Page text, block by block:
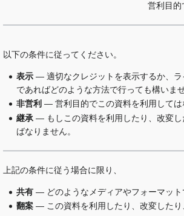
営利目的
以下の条件に従ってください。
表示 — 適切なクレジットを表示するか、
であればどのような方法で行っても構いませ
非営利 — 営利目的でこの資料を利用しては
継承 — もしこの資料を利用したり、改変
ばなりません。
上記の条件に従う場合に限り、
共有 — どのようなメディアやフォーマット
翻案 — この資料を利用したり、改変したり